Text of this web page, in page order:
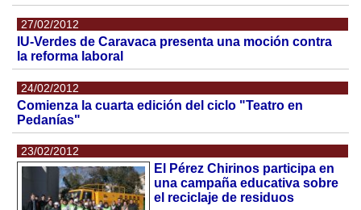
27/02/2012
IU-Verdes de Caravaca presenta una moción contra
la reforma laboral
24/02/2012
Comienza la cuarta edición del ciclo "Teatro en
Pedanías"
23/02/2012
El Pérez Chirinos participa en
una campaña educativa sobre
el reciclaje de residuos